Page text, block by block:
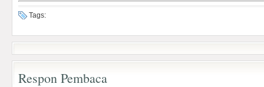
Tags:
Respon Pembaca